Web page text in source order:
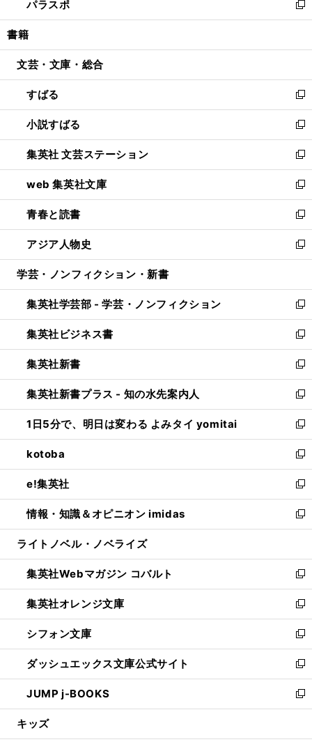
で
開
ド
ウ
開
ィ
ン
ウ
開
く
い
ウ
ン
ウ
で
開
く
パラスポ
新
し
ウ
ン
ド
ウ
で
開
く
書籍
文芸・文庫・総合
すばる
新
し
い
ウ
ィ
ン
ド
ウ
で
開
く
小説すばる
新
し
い
ウ
ィ
ン
ド
ウ
で
開
集英社 文芸ステーション
新
し
い
ウ
ィ
ン
ド
ウ
開
く
web 集英社文庫
新
し
い
ウ
ィ
ン
ウ
で
開
く
青春と読書
新
し
い
ウ
ン
ド
ウ
で
開
く
アジア人物史
新
し
ウ
ィ
ン
ド
ウ
で
開
く
学芸・ノンフィクション・新書
集英社学芸部 - 学芸・ノンフィクション
新
し
い
ウ
ィ
ン
ド
ウ
で
開
く
集英社ビジネス書
新
し
い
ウ
ィ
ン
ド
ウ
で
開
く
集英社新書
新
し
い
ウ
ィ
ン
ド
ウ
で
開
く
集英社新書プラス - 知の水先案内人
新
し
い
ウ
ィ
ン
ド
ウ
で
開
1日5分で、明日は変わる よみタイ yomitai
新
し
い
ウ
ィ
ン
ド
ウ
開
く
kotoba
新
し
い
ウ
ィ
ン
ウ
で
開
く
e!集英社
新
し
い
ウ
ン
ド
ウ
で
開
く
情報・知識＆オピニオン imidas
新
し
ウ
ィ
ン
ド
ウ
で
開
く
ライトノベル・ノベライズ
集英社Webマガジン コバルト
新
し
い
ウ
ィ
ン
ド
ウ
で
開
集英社オレンジ文庫
新
し
い
ウ
ィ
ン
ド
ウ
開
シフォン文庫
新
し
い
ウ
ィ
ン
ウ
ダッシュエックス文庫公式サイト
新
し
い
ウ
JUMP j-BOOKS
新
し
キッズ